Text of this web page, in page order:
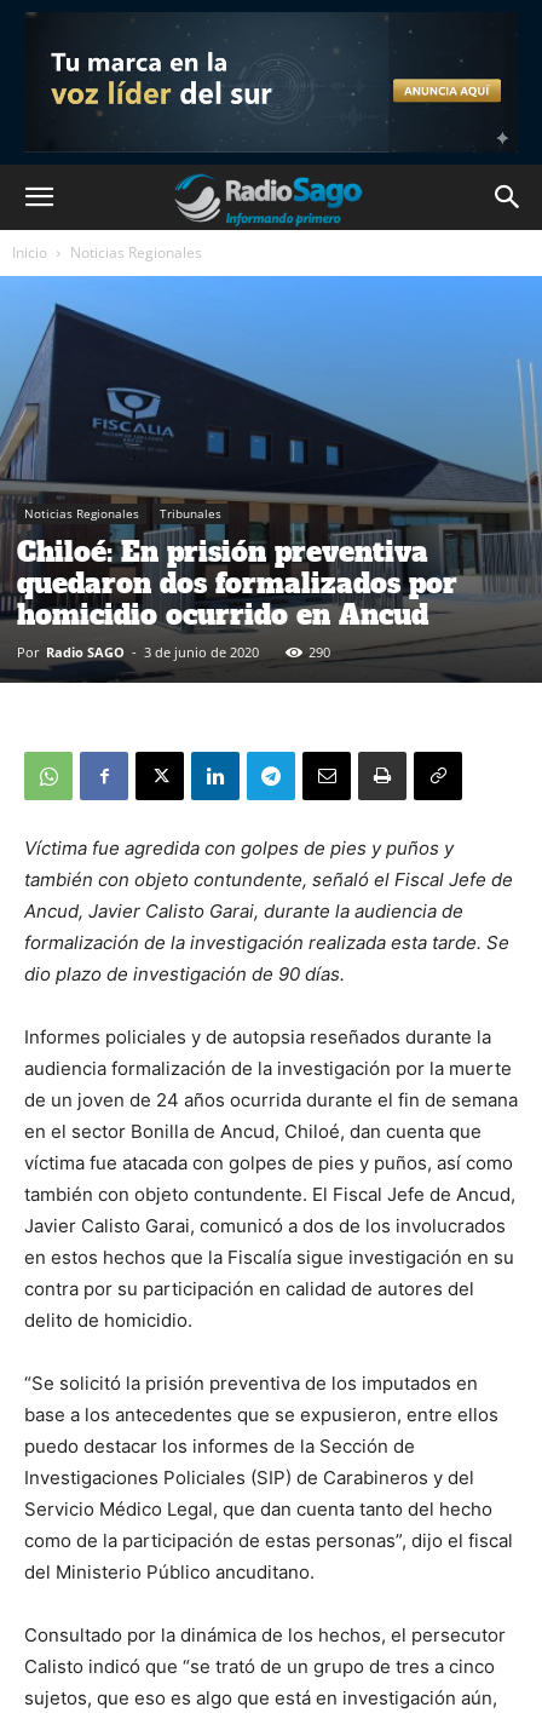
Inicio Noticias Regionales
Noticias Regionales Tribunales
Chiloé: En prisión preventiva
quedaron dos formalizados por
homicidio ocurrido en Ancud
Por Radio SAGO - 3 de junio de 2020 290
Víctima fue agredida con golpes de pies y puños y
también con objeto contundente, señaló el Fiscal Jefe de
Ancud, Javier Calisto Garai, durante la audiencia de
formalización de la investigación realizada esta tarde. Se
dio plazo de investigación de 90 días.
Informes policiales y de autopsia reseñados durante la
audiencia formalización de la investigación por la muerte
de un joven de 24 años ocurrida durante el fin de semana
en el sector Bonilla de Ancud, Chiloé, dan cuenta que
víctima fue atacada con golpes de pies y puños, así como
también con objeto contundente. El Fiscal Jefe de Ancud,
Javier Calisto Garai, comunicó a dos de los involucrados
en estos hechos que la Fiscalía sigue investigación en su
contra por su participación en calidad de autores del
delito de homicidio.
“Se solicitó la prisión preventiva de los imputados en
base a los antecedentes que se expusieron, entre ellos
puedo destacar los informes de la Sección de
Investigaciones Policiales (SIP) de Carabineros y del
Servicio Médico Legal, que dan cuenta tanto del hecho
como de la participación de estas personas”, dijo el fiscal
del Ministerio Público ancuditano.
Consultado por la dinámica de los hechos, el persecutor
Calisto indicó que “se trató de un grupo de tres a cinco
sujetos, que eso es algo que está en investigación aún,